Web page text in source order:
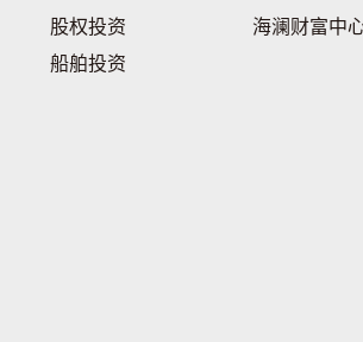
股权投资
船舶投资
海澜财富中